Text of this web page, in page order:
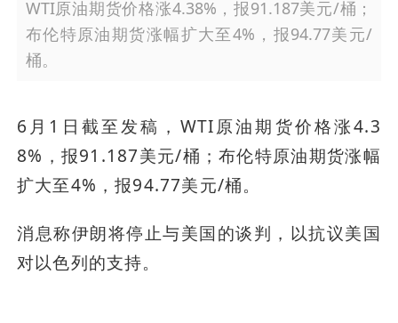
WTI原油期货价格涨4.38%，报91.187美元/桶；
布伦特原油期货涨幅扩大至4%，报94.77美元/
桶。
6月1日截至发稿，WTI原油期货价格涨4.3
8%，报91.187美元/桶；布伦特原油期货涨幅
扩大至4%，报94.77美元/桶。
消息称伊朗将停止与美国的谈判，以抗议美国
对以色列的支持。